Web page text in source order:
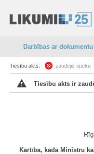
Darbības ar dokumentu
Tiesību akts: zaudējis spēku
Tiesību akts ir
Kārtība, kādā Ministru